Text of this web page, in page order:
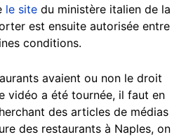
le site du ministère italien de la
est ensuite autorisée entre
conditions.
avaient ou non le droit
vidéo a été tournée, il faut en
des articles de médias
des restaurants à Naples, on